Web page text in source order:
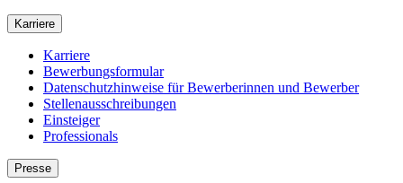
Karriere
Karriere
Bewerbungsformular
Datenschutzhinweise für Bewerberinnen und Bewerber
Stellenausschreibungen
Einsteiger
Professionals
Presse